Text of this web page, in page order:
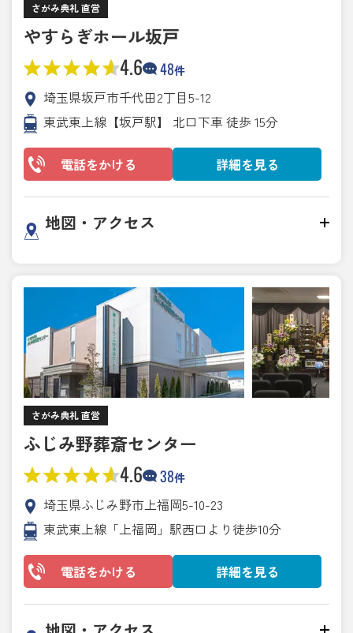
さがみ典礼 直営
やすらぎホール坂戸
4.6 48件
埼玉県坂戸市千代田2丁目5-12
東武東上線【坂戸駅】 北口下車 徒歩 15分
電話をかける 詳細を見る
地図・アクセス
さがみ典礼 直営
ふじみ野葬斎センター
4.6 38件
埼玉県ふじみ野市上福岡5-10-23
東武東上線「上福岡」駅西口より徒歩10分
電話をかける 詳細を見る